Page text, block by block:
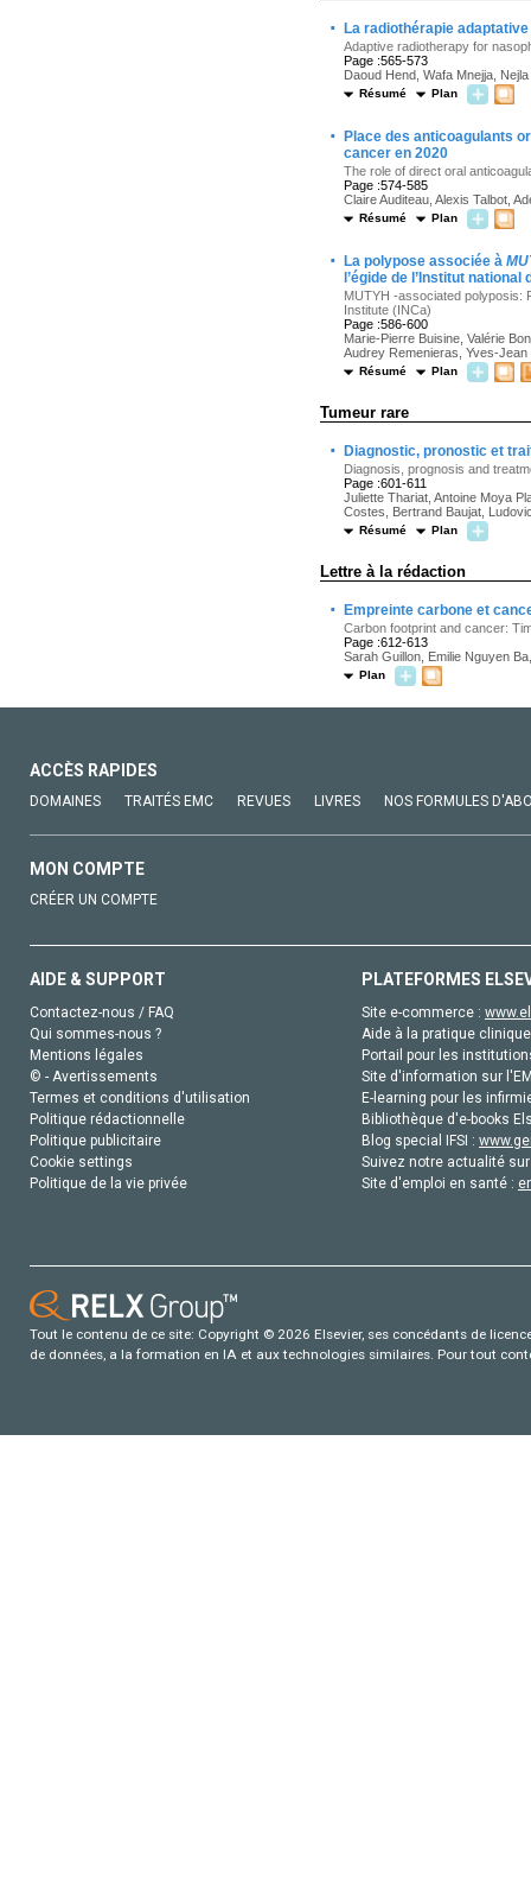
· La radiothérapie
Adaptive radiotherapy for
Page :565-573
Daoud Hend, Wafa Mnejja,
Résumé Plan
·
Place des anticoagulants
cancer en 2020
The role of direct oral
Page :574-585
Claire Auditeau, Alexis Talbot,
Résumé Plan
· La polypose associée à
l’égide de l’Institut national
MUTYH -associated polyposis:
Institute (INCa)
Page :586-600
Marie-Pierre Buisine, Valérie
Audrey Remenieras, Yves-
Résumé Plan
Tumeur rare
· Diagnostic, pronostic et
Diagnosis, prognosis and
Page :601-611
Juliette Thariat, Antoine Moya
Costes, Bertrand Baujat,
Résumé Plan
Lettre à la rédaction
· Empreinte carbone et
Carbon footprint and cancer:
Page :612-613
Sarah Guillon, Emilie Nguyen
Plan
ACCÈS RAPIDES
DOMAINES TRAITÉS EMC REVUES LIVRES NOS FORMULES
MON COMPTE
CRÉER UN COMPTE
AIDE & SUPPORT
Contactez-nous / FAQ
Qui sommes-nous ?
Mentions légales
© - Avertissements
Termes et conditions d'utilisation
Politique rédactionnelle
Politique publicitaire
Cookie settings
Politique de la vie privée
PLATEFORMES
Site e-commerce :
Aide à la pratique
Portail pour les
Site d'information sur
E-learning pour les
Bibliothèque d'e-books
Blog special IFSI :
Suivez notre actualité
Site d'emploi en santé :
Tout le contenu de ce site: Copyright © 2026 Elsevier, ses concédants de
de données, a la formation en IA et aux technologies similaires. Pour tout